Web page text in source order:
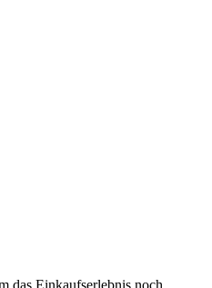
das Einkaufserlebnis noch